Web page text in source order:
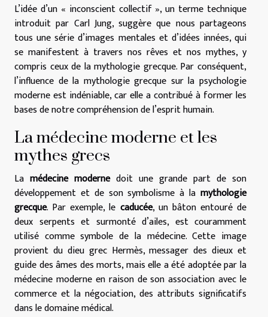
L’idée d’un « inconscient collectif », un terme technique
introduit par Carl Jung, suggère que nous partageons
tous une série d’images mentales et d’idées innées, qui
se manifestent à travers nos rêves et nos mythes, y
compris ceux de la mythologie grecque. Par conséquent,
l’influence de la mythologie grecque sur la psychologie
moderne est indéniable, car elle a contribué à former les
bases de notre compréhension de l’esprit humain.
La médecine moderne et les
mythes grecs
La médecine modernedoit une grande part de son
développement et de son symbolisme à la mythologie
grecque. Par exemple, le caducée, un bâton entouré de
deux serpents et surmonté d’ailes, est couramment
utilisé comme symbole de la médecine. Cette image
provient du dieu grec Hermès, messager des dieux et
guide des âmes des morts, mais elle a été adoptée par la
médecine moderne en raison de son association avec le
commerce et la négociation, des attributs significatifs
dans le domaine médical.